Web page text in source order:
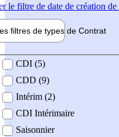
le filtre de date de création
filtres de types de Contrat
contrat
CDI (5)
CDD (9)
Intérim (2)
CDI Intérimaire
Saisonnier